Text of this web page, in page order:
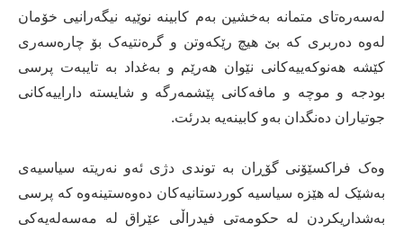
لەسەرەتای متمانە بەخشین بەم کابینە نوێیە نیگەرانیی خۆمان
لەوە دەربری کە بێ هیچ رێکەوتن و گرەنتیەک بۆ چارەسەری
کێشە هەنوکەییەکانی نێوان هەرێم و بەغداد بە تایبەت پرسی
بودجە و موچە و مافەکانی پێشمەرگە و شایستە داراییەکانی
جوتیاران دەنگدان بەو کابینەیە بدرئت.
وەک فراکسێۆنی گۆڕان بە توندی دژی ئەو نەریتە سیاسیەی
بەشێک لە هێزە سیاسیە کوردستانیەکان دەوەستینەوە کە پرسی
بەشداریکردن لە حکومەتی فیدراڵی عێراق لە مەسەلەیەکی